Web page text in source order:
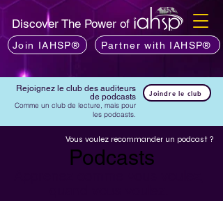
Discover The Power of
Join IAHSP® Partner with IAHSP®
Rejoignez le club des auditeurs
de podcasts
Comme un club de lecture, mais pour
les podcasts.
Joindre le club
Podcasts
Vous voulez recommander un podcast ?